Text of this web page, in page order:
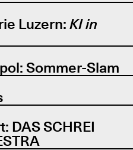
Luzern: KI in
Sommer-Slam
DAS SCHREI